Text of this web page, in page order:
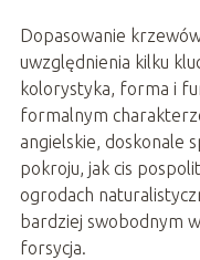
Dopasowanie
uwzględnienia kilku
kolorystyka, forma i
formalnym
angielskie, doskonale
pokroju, jak cis
ogrodach
bardziej swobodnym
forsycja.